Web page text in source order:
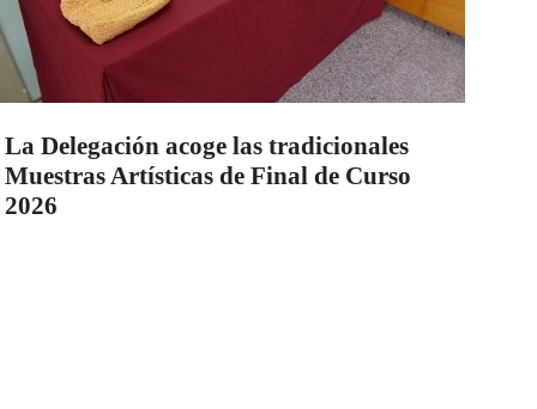
La Delegación acoge las tradicionales
Muestras Artísticas de Final de Curso
2026